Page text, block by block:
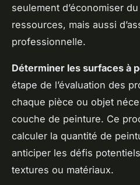
seulement d’économiser
ressources, mais aussi
professionnelle.
Déterminer les surfaces à
étape de l’évaluation des
chaque pièce ou objet
couche de peinture. Ce
calculer la quantité de
anticiper les défis
textures ou matériaux.